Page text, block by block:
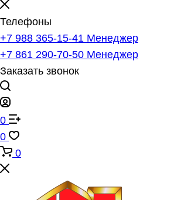
Телефоны
+7 988 365-15-41 Менеджер
+7 861 290-70-50 Менеджер
Заказать звонок
0
0
0